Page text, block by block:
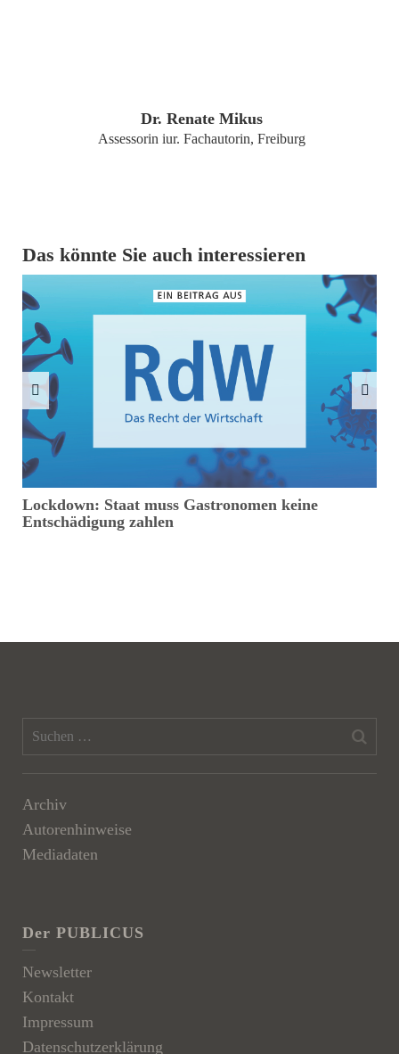
Dr. Renate Mikus
Assessorin iur. Fachautorin, Freiburg
Das könnte Sie auch interessieren
Lockdown: Staat muss Gastronomen keine
Entschädigung zahlen
Archiv
Autorenhinweise
Mediadaten
Der PUBLICUS
Newsletter
Kontakt
Impressum
Datenschutzerklärung